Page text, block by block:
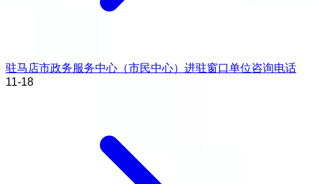
驻马店市政务服务中心（市民中心）进驻窗口单位咨询电话
11-18